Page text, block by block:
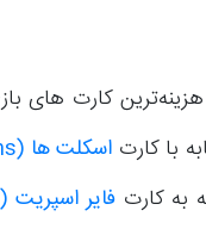
اسکلت ها (Skeletons)
فایر اسپریت (Fire Spirit)